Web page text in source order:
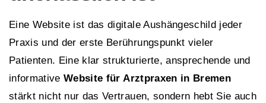
Eine Website ist das digitale Aushängeschild jeder
Praxis und der erste Berührungspunkt vieler
Patienten. Eine klar strukturierte, ansprechende und
informativeWebsite für Arztpraxen in Bremen
stärkt nicht nur das Vertrauen, sondern hebt Sie auch